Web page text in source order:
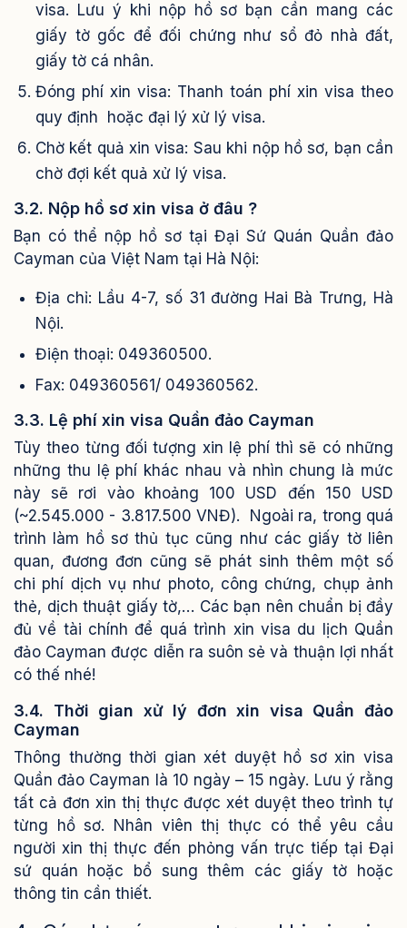
visa. Lưu ý khi nộp hồ sơ bạn cần mang các
giấy tờ gốc để đối chứng như sổ đỏ nhà đất,
giấy tờ cá nhân.
Đóng phí xin visa: Thanh toán phí xin visa theo
quy định hoặc đại lý xử lý visa.
Chờ kết quả xin visa: Sau khi nộp hồ sơ, bạn cần
chờ đợi kết quả xử lý visa.
3.2. Nộp hồ sơ xin visa ở đâu ?
Bạn có thể nộp hồ sơ tại Đại Sứ Quán Quần đảo
Cayman của Việt Nam tại Hà Nội:
Địa chỉ: Lầu 4-7, số 31 đường Hai Bà Trưng, Hà
Nội.
Điện thoại: 049360500.
Fax: 049360561/ 049360562.
3.3. Lệ phí xin visa Quần đảo Cayman
Tùy theo từng đối tượng xin lệ phí thì sẽ có những
những thu lệ phí khác nhau và nhìn chung là mức
này sẽ rơi vào khoảng 100 USD đến 150 USD
(~2.545.000 - 3.817.500 VNĐ).
Ngoài ra, trong quá
trình làm hồ sơ thủ tục cũng như các giấy tờ liên
quan, đương đơn cũng sẽ phát sinh thêm một số
chi phí dịch vụ như photo, công chứng, chụp ảnh
thẻ, dịch thuật giấy tờ,… Các bạn nên chuẩn bị đầy
đủ về tài chính để quá trình xin visa du lịch Quần
đảo Cayman được diễn ra suôn sẻ và thuận lợi nhất
có thế nhé!
3.4. Thời gian xử lý đơn xin visa Quần đảo
Cayman
Thông thường thời gian xét duyệt hồ sơ xin visa
Quần đảo Cayman là 10 ngày – 15 ngày. Lưu ý rằng
tất cả đơn xin thị thực được xét duyệt theo trình tự
từng hồ sơ. Nhân viên thị thực có thể yêu cầu
người xin thị thực đến phỏng vấn trực tiếp tại Đại
sứ quán hoặc bổ sung thêm các giấy tờ hoặc
thông tin cần thiết.